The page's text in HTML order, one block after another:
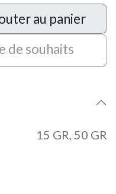
au panier
de souhaits
15 GR, 50 GR